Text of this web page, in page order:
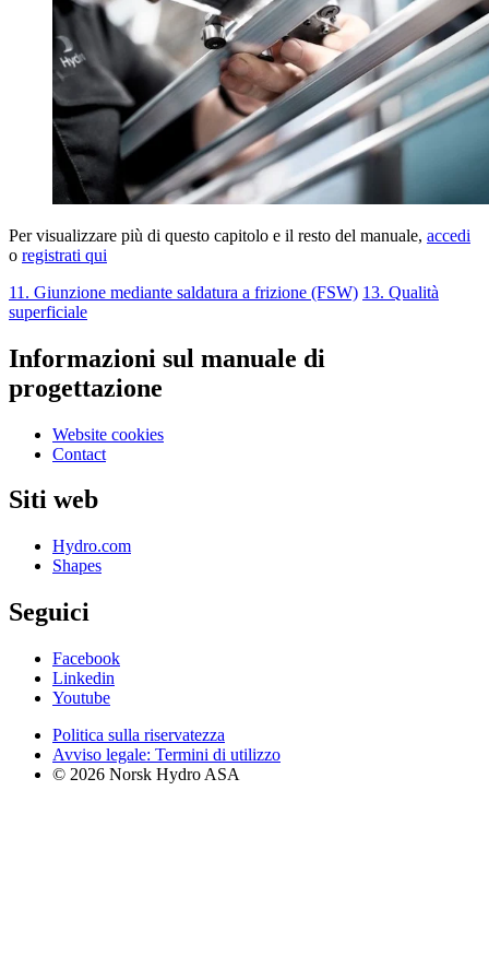
Per visualizzare più di questo capitolo e il resto del manuale, accedi
o registrati qui
11. Giunzione mediante saldatura a frizione (FSW) 13. Qualità
superficiale
Informazioni sul manuale di
progettazione
Website cookies
Contact
Siti web
Hydro.com
Shapes
Seguici
Facebook
Linkedin
Youtube
Politica sulla riservatezza
Avviso legale: Termini di utilizzo
© 2026 Norsk Hydro ASA